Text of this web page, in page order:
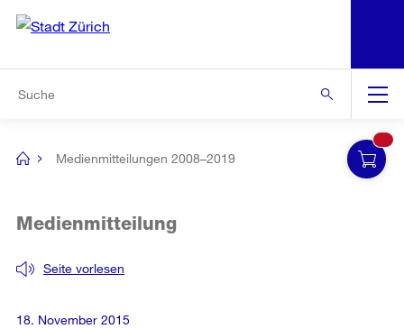
Navigation
[no
Medienmitteilungen 2008–2019
Seite vorlesen
Medienmitteilung
18. November 2015